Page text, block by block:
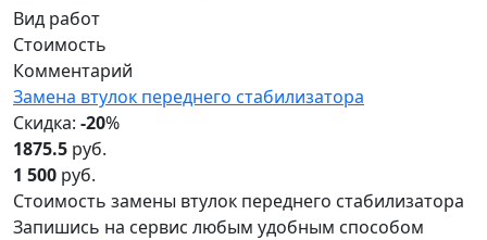
Вид работ
Стоимость
Комментарий
Замена втулок переднего стабилизатора
Скидка: -20%
1875.5 руб.
1 500 руб.
Стоимость замены втулок переднего стабилизатора
Запишись на сервис любым удобным способом